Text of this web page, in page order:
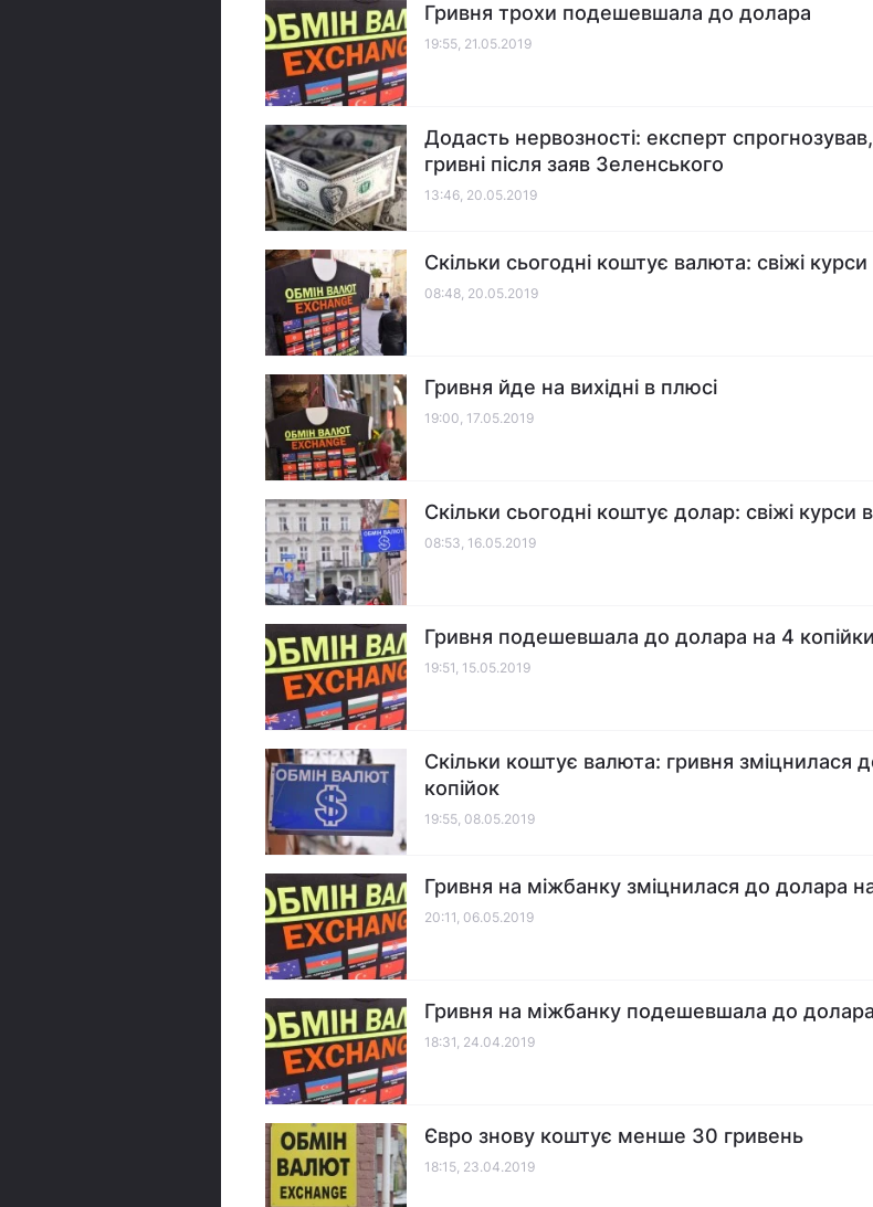
Гривня трохи подешевшала до долара
19:55, 21.05.2019
Додасть нервозності: експерт
гривні після заяв Зеленського
13:46, 20.05.2019
Скільки сьогодні коштує валюта: свіжі курси
08:48, 20.05.2019
Гривня йде на вихідні в плюсі
19:00, 17.05.2019
Скільки сьогодні коштує долар: свіжі курси
08:53, 16.05.2019
Гривня подешевшала до долара на 4 копійки
19:51, 15.05.2019
Скільки коштує валюта: гривня зміцнилася
копійок
19:55, 08.05.2019
Гривня на міжбанку зміцнилася до долара
20:11, 06.05.2019
Гривня на міжбанку подешевшала до долара
18:31, 24.04.2019
Євро знову коштує менше 30 гривень
18:15, 23.04.2019